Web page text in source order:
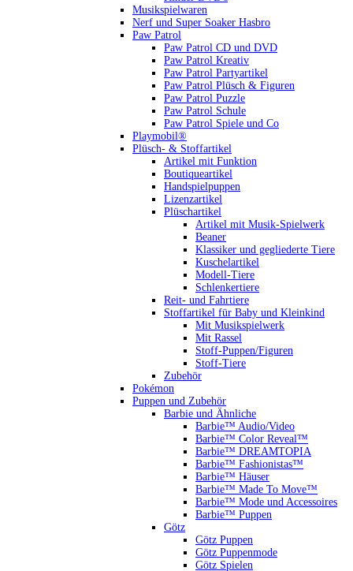
Musikspielwaren
Nerf und Super Soaker Hasbro
Paw Patrol
Paw Patrol CD und DVD
Paw Patrol Kreativ
Paw Patrol Partyartikel
Paw Patrol Plüsch & Figuren
Paw Patrol Puzzle
Paw Patrol Schule
Paw Patrol Spiele und Co
Playmobil®
Plüsch- & Stoffartikel
Artikel mit Funktion
Boutiqueartikel
Handspielpuppen
Lizenzartikel
Plüschartikel
Artikel mit Musik-Spielwerk
Beaner
Klassiker und gegliederte Tiere
Kuschelartikel
Modell-Tiere
Schlenkertiere
Reit- und Fahrtiere
Stoffartikel für Baby und Kleinkind
Mit Musikspielwerk
Mit Rassel
Stoff-Puppen/Figuren
Stoff-Tiere
Zubehör
Pokémon
Puppen und Zubehör
Barbie und Ähnliche
Barbie™ Audio/Video
Barbie™ Color Reveal™
Barbie™ DREAMTOPIA
Barbie™ Fashionistas™
Barbie™ Häuser
Barbie™ Made To Move™
Barbie™ Mode und Accessoires
Barbie™ Puppen
Götz
Götz Puppen
Götz Puppenmode
Götz Spielen